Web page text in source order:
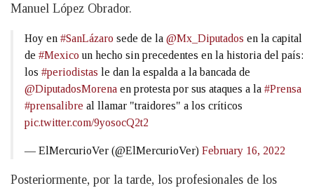
Manuel López Obrador.
Hoy en #SanLázaro sede de la @Mx_Diputados en la capital
de #Mexico un hecho sin precedentes en la historia del país:
los #periodistas le dan la espalda a la bancada de
@DiputadosMorena en protesta por sus ataques a la #Prensa
#prensalibre al llamar "traidores" a los críticos
pic.twitter.com/9yosocQ2t2
— ElMercurioVer (@ElMercurioVer) February 16, 2022
Posteriormente, por la tarde, los profesionales de los